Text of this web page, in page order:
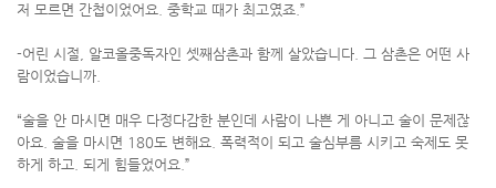
저 모르면 간첩이었어요. 중학교 때가 최고였죠.”
-어린 시절, 알코올중독자인 셋째삼촌과 함께 살았습니다. 그 삼촌은 어떤 사
람이었습니까.
“술을 안 마시면 매우 다정다감한 분인데 사람이 나쁜 게 아니고 술이 문제잖
아요. 술을 마시면 180도 변해요. 폭력적이 되고 술심부름 시키고 숙제도 못
하게 하고. 되게 힘들었어요.”